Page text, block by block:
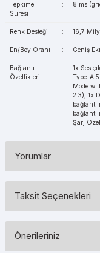
Tepkime
Süresi
: 8 ms
Renk Desteği : 16,7
En/Boy Oranı : Geniş
Bağlantı
Özellikleri
:
1x Ses
Type-A
Mode
2.3), 1x
bağlantı
bağlantı
Şarj
Yorumlar
Taksit Seçenekleri
Önerileriniz